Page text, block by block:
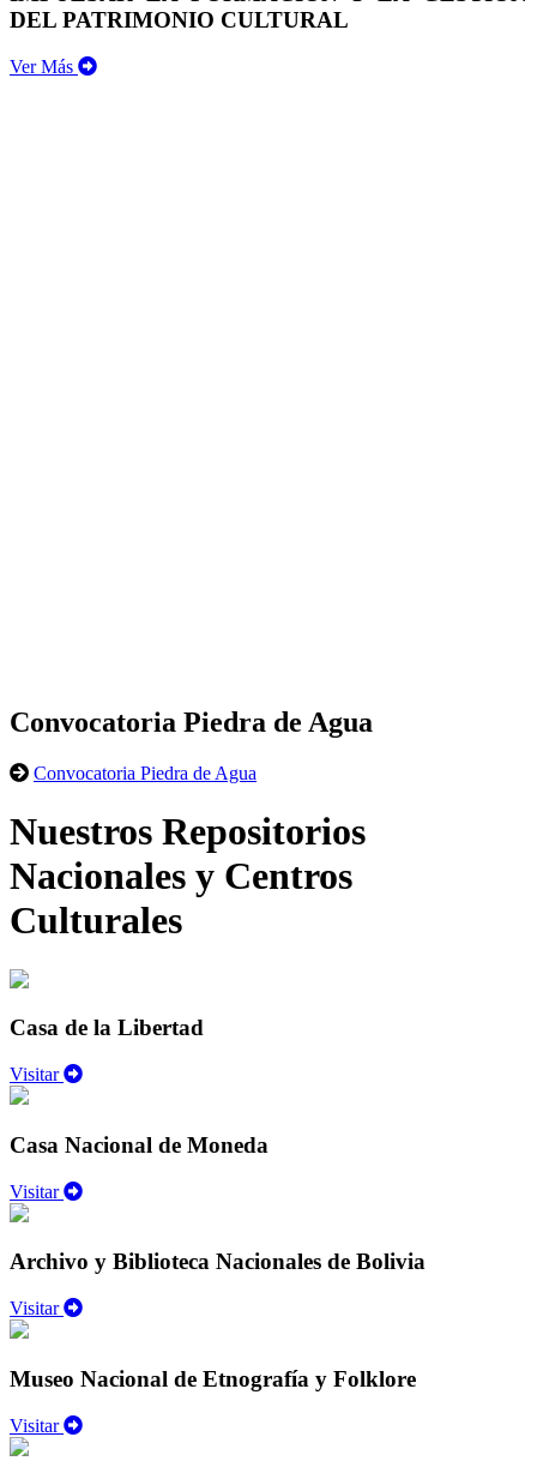
DEL PATRIMONIO CULTURAL
Ver Más
Convocatoria Piedra de Agua
Convocatoria Piedra de Agua
Nuestros Repositorios
Nacionales y Centros
Culturales
Casa de la Libertad
Visitar
Casa Nacional de Moneda
Visitar
Archivo y Biblioteca Nacionales de Bolivia
Visitar
Museo Nacional de Etnografía y Folklore
Visitar